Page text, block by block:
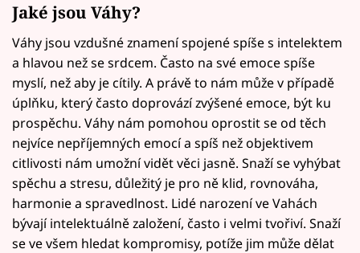
Jaké jsou Váhy?
Váhy jsou vzdušné znamení spojené spíše s intelektem
a hlavou než se srdcem. Často na své emoce spíše
myslí, než aby je cítily. A právě to nám může v případě
úplňku, který často doprovází zvýšené emoce, být ku
prospěchu. Váhy nám pomohou oprostit se od těch
nejvíce nepříjemných emocí a spíš než objektivem
citlivosti nám umožní vidět věci jasně. Snaží se vyhýbat
spěchu a stresu, důležitý je pro ně klid, rovnováha,
harmonie a spravedlnost. Lidé narození ve Vahách
bývají intelektuálně založení, často i velmi tvořiví. Snaží
se ve všem hledat kompromisy, potíže jim může dělat